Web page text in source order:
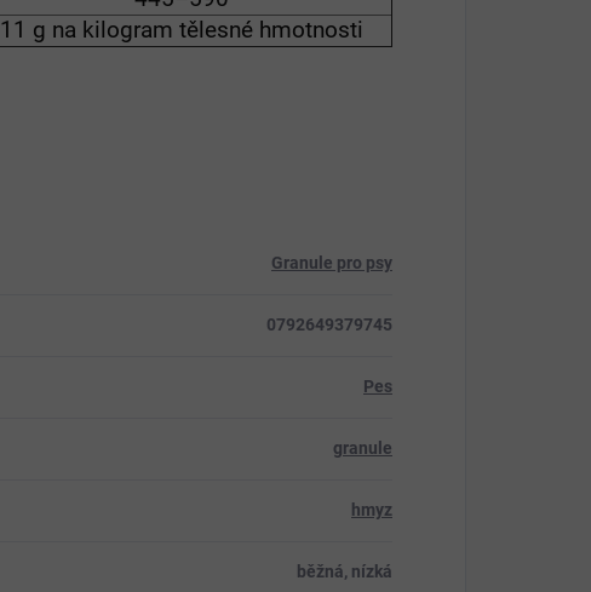
11 g na kilogram tělesné hmotnosti
Granule pro psy
0792649379745
Pes
granule
hmyz
běžná, nízká